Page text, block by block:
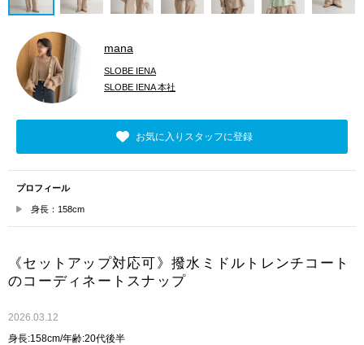
mana
SLOBE IENA
SLOBE IENA 本社
お気に入りスタッフに登録
プロフィール
身長：158cm
《セットアップ対応可》撥水ミドルトレンチコート
のコーディネートスナップ
2026.03.12
身長:158cm/年齢:20代後半